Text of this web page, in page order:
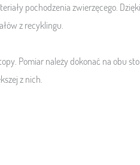
pochodzenia zwierzęcego.
z recyklingu.
Pomiar należy dokonać na obu
z nich.